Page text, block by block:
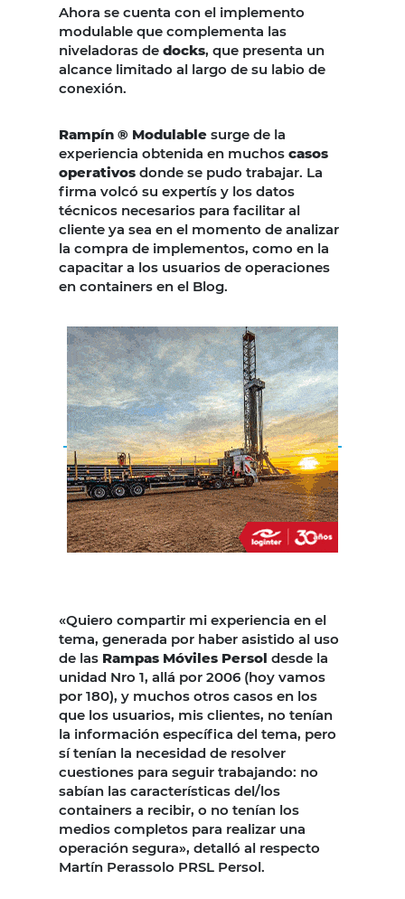
Ahora se cuenta con el implemento
modulable que complementa las
niveladoras de docks, que presenta un
alcance limitado al largo de su labio de
conexión.
Rampín ® Modulable surge de la
experiencia obtenida en muchos casos
operativos donde se pudo trabajar. La
firma volcó su expertís y los datos
técnicos necesarios para facilitar al
cliente ya sea en el momento de analizar
la compra de implementos, como en la
capacitar a los usuarios de operaciones
en containers en el Blog.
«Quiero compartir mi experiencia en el
tema, generada por haber asistido al uso
de las Rampas Móviles Persol desde la
unidad Nro 1, allá por 2006 (hoy vamos
por 180), y muchos otros casos en los
que los usuarios, mis clientes, no tenían
la información específica del tema, pero
sí tenían la necesidad de resolver
cuestiones para seguir trabajando: no
sabían las características del/los
containers a recibir, o no tenían los
medios completos para realizar una
operación segura», detalló al respecto
Martín Perassolo PRSL Persol.